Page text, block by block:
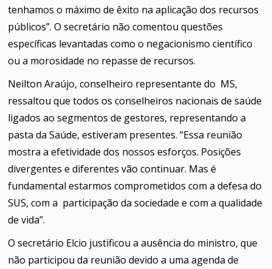
tenhamos o máximo de êxito na aplicação dos recursos
públicos”. O secretário não comentou questões
específicas levantadas como o negacionismo científico
ou a morosidade no repasse de recursos.
Neilton Araújo, conselheiro representante do MS,
ressaltou que todos os conselheiros nacionais de saúde
ligados ao segmentos de gestores, representando a
pasta da Saúde, estiveram presentes. “Essa reunião
mostra a efetividade dos nossos esforços. Posições
divergentes e diferentes vão continuar. Mas é
fundamental estarmos comprometidos com a defesa do
SUS, com a participação da sociedade e com a qualidade
de vida”.
O secretário Elcio justificou a ausência do ministro, que
não participou da reunião devido a uma agenda de